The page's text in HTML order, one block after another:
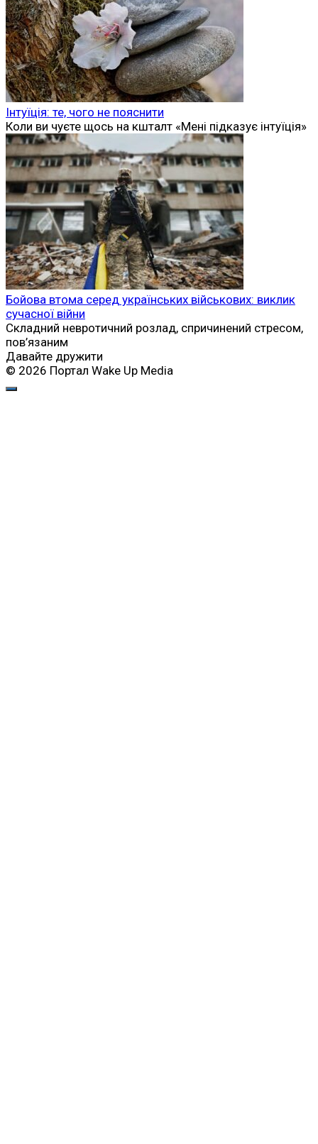
Інтуїція: те, чого не пояснити
Коли ви чуєте щось на кшталт «Мені підказує інтуїція»
Бойова втома серед українських військових: виклик
сучасної війни
Складний невротичний розлад, спричинений стресом,
пов’язаним
Давайте дружити
© 2026 Портал Wake Up Media